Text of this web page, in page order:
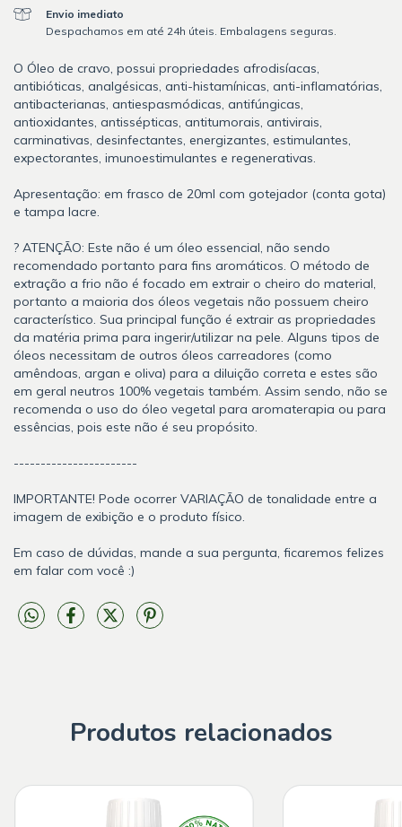
Envio imediato
Despachamos em até 24h úteis. Embalagens seguras.
O Óleo de cravo, possui propriedades afrodisíacas,
antibióticas, analgésicas, anti-histamínicas, anti-inflamatórias,
antibacterianas, antiespasmódicas, antifúngicas,
antioxidantes, antissépticas, antitumorais, antivirais,
carminativas, desinfectantes, energizantes, estimulantes,
expectorantes, imunoestimulantes e regenerativas.
Apresentação: em frasco de 20ml com gotejador (conta gota)
e tampa lacre.
? ATENÇÃO: Este não é um óleo essencial, não sendo
recomendado portanto para fins aromáticos. O método de
extração a frio não é focado em extrair o cheiro do material,
portanto a maioria dos óleos vegetais não possuem cheiro
característico. Sua principal função é extrair as propriedades
da matéria prima para ingerir/utilizar na pele. Alguns tipos de
óleos necessitam de outros óleos carreadores (como
amêndoas, argan e oliva) para a diluição correta e estes são
em geral neutros 100% vegetais também. Assim sendo, não se
recomenda o uso do óleo vegetal para aromaterapia ou para
essências, pois este não é seu propósito.
-----------------------
IMPORTANTE! Pode ocorrer VARIAÇÃO de tonalidade entre a
imagem de exibição e o produto físico.
Em caso de dúvidas, mande a sua pergunta, ficaremos felizes
em falar com você :)
Produtos relacionados